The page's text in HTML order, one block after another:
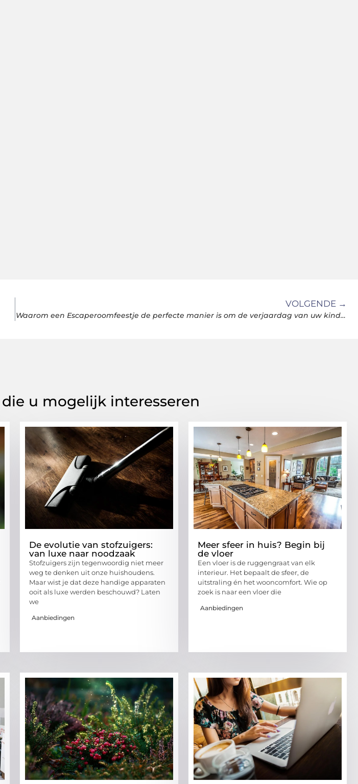
VOLGENDE →
Waarom een Escaperoomfeestje de perfecte manier is om de verjaardag van uw kind te vieren
die u mogelijk interesseren
De evolutie van stofzuigers:
van luxe naar noodzaak
Stofzuigers zijn tegenwoordig niet meer
weg te denken uit onze huishoudens.
Maar wist je dat deze handige apparaten
ooit als luxe werden beschouwd? Laten
we
Aanbiedingen
Meer sfeer in huis? Begin bij
de vloer
Een vloer is de ruggengraat van elk
interieur. Het bepaalt de sfeer, de
uitstraling én het wooncomfort. Wie op
zoek is naar een vloer die
Aanbiedingen